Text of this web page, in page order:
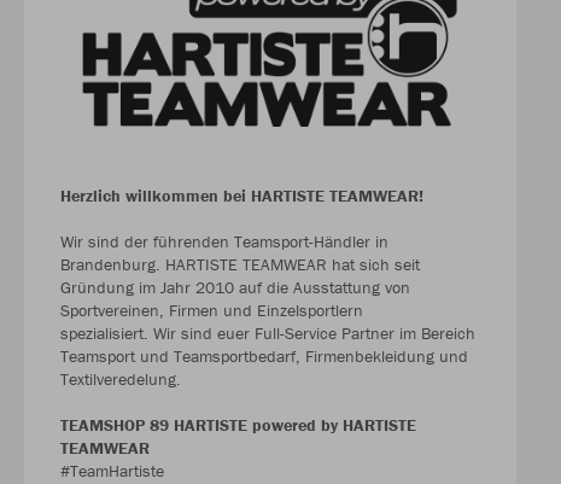
Herzlich willkommen bei HARTISTE TEAMWEAR!
Wir sind der führenden Teamsport-Händler in
Brandenburg. HARTISTE TEAMWEAR hat sich seit
Gründung im Jahr 2010 auf die Ausstattung von
Sportvereinen, Firmen und Einzelsportlern
spezialisiert. Wir sind euer Full-Service Partner im Bereich
Teamsport und Teamsportbedarf, Firmenbekleidung und
Textilveredelung.
TEAMSHOP 89 HARTISTE powered by HARTISTE
TEAMWEAR
#TeamHartiste